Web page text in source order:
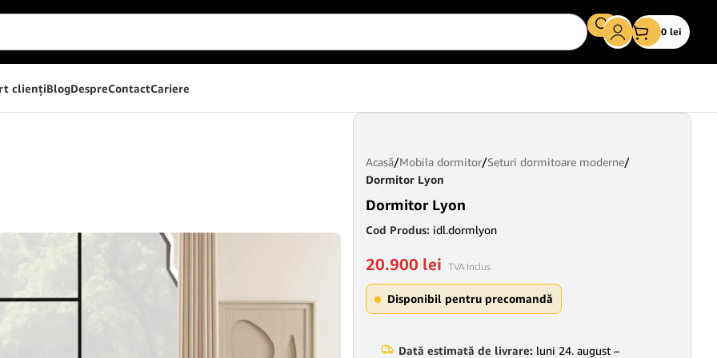
0 lei
clienţiBlogDespreContactCariere
Acasă/Mobila dormitor/Seturi dormitoare moderne/
Dormitor Lyon
Dormitor Lyon
Cod Produs: idl.dormlyon
20.900 lei TVA Inclus
Disponibil pentru precomandă
Dată estimată de livrare: luni 24. august –